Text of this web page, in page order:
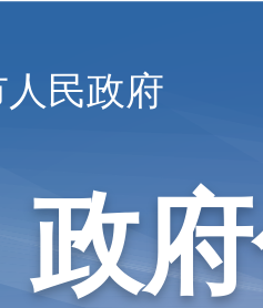
民政府
政